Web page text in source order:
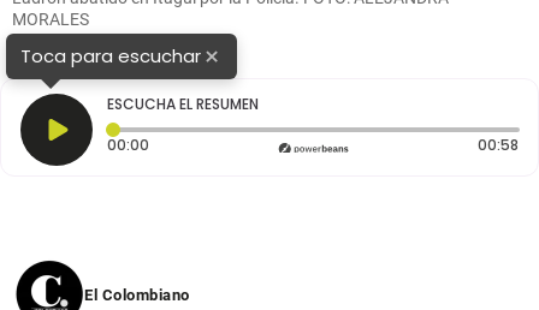
MORALES
Toca para escuchar×
ESCUCHA EL RESUMEN
00:00 Tiempo transcurrido: 0 segundos 00:58
El Colombiano